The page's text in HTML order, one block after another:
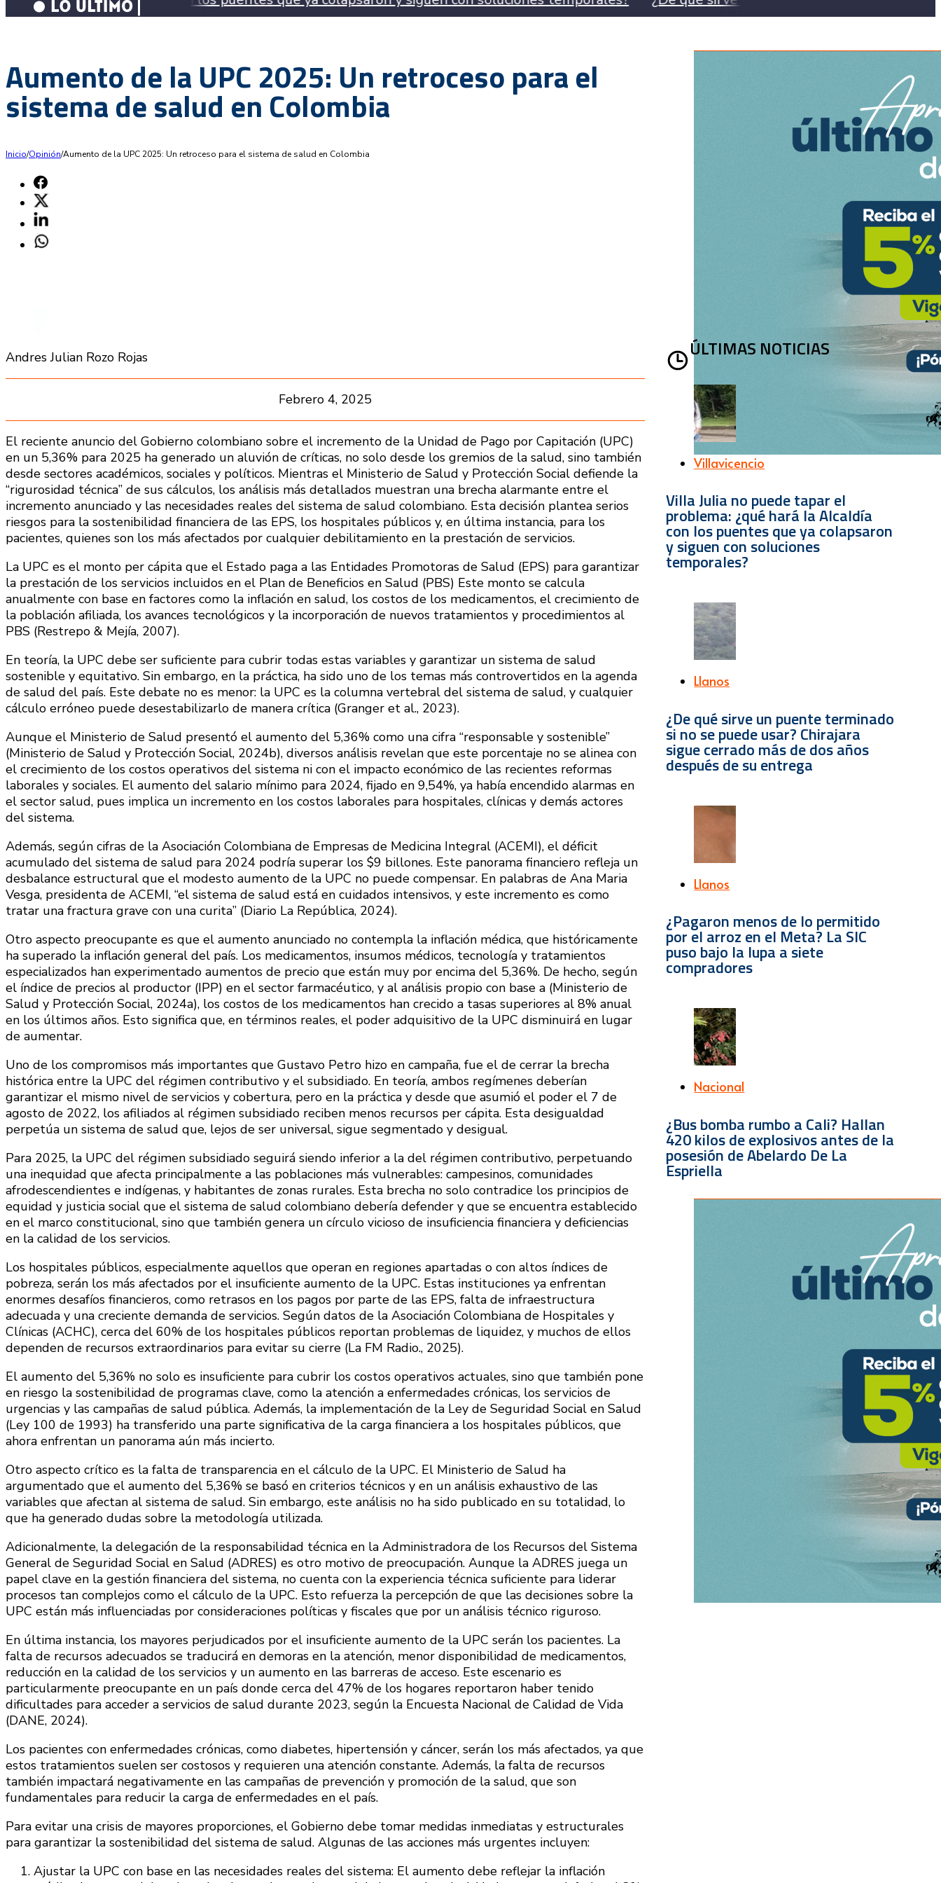
Aumento de la UPC 2025: Un retroceso para el
sistema de salud en Colombia
Inicio/Opinión/Aumento de la UPC 2025: Un retroceso para el sistema de salud en Colombia
Andres Julian Rozo Rojas
Febrero 4, 2025
El reciente anuncio del Gobierno colombiano sobre el incremento de la Unidad de Pago por Capitación (UPC)
en un 5,36% para 2025 ha generado un aluvión de críticas, no solo desde los gremios de la salud, sino también
desde sectores académicos, sociales y políticos. Mientras el Ministerio de Salud y Protección Social defiende la
“rigurosidad técnica” de sus cálculos, los análisis más detallados muestran una brecha alarmante entre el
incremento anunciado y las necesidades reales del sistema de salud colombiano. Esta decisión plantea serios
riesgos para la sostenibilidad financiera de las EPS, los hospitales públicos y, en última instancia, para los
pacientes, quienes son los más afectados por cualquier debilitamiento en la prestación de servicios.
La UPC es el monto per cápita que el Estado paga a las Entidades Promotoras de Salud (EPS) para garantizar
la prestación de los servicios incluidos en el Plan de Beneficios en Salud (PBS) Este monto se calcula
anualmente con base en factores como la inflación en salud, los costos de los medicamentos, el crecimiento de
la población afiliada, los avances tecnológicos y la incorporación de nuevos tratamientos y procedimientos al
PBS (Restrepo & Mejía, 2007).
En teoría, la UPC debe ser suficiente para cubrir todas estas variables y garantizar un sistema de salud
sostenible y equitativo. Sin embargo, en la práctica, ha sido uno de los temas más controvertidos en la agenda
de salud del país. Este debate no es menor: la UPC es la columna vertebral del sistema de salud, y cualquier
cálculo erróneo puede desestabilizarlo de manera crítica (Granger et al., 2023).
Aunque el Ministerio de Salud presentó el aumento del 5,36% como una cifra “responsable y sostenible”
(Ministerio de Salud y Protección Social, 2024b), diversos análisis revelan que este porcentaje no se alinea con
el crecimiento de los costos operativos del sistema ni con el impacto económico de las recientes reformas
laborales y sociales. El aumento del salario mínimo para 2024, fijado en 9,54%, ya había encendido alarmas en
el sector salud, pues implica un incremento en los costos laborales para hospitales, clínicas y demás actores
del sistema.
Además, según cifras de la Asociación Colombiana de Empresas de Medicina Integral (ACEMI), el déficit
acumulado del sistema de salud para 2024 podría superar los $9 billones. Este panorama financiero refleja un
desbalance estructural que el modesto aumento de la UPC no puede compensar. En palabras de Ana Maria
Vesga, presidenta de ACEMI, “el sistema de salud está en cuidados intensivos, y este incremento es como
tratar una fractura grave con una curita” (Diario La República, 2024).
Otro aspecto preocupante es que el aumento anunciado no contempla la inflación médica, que históricamente
ha superado la inflación general del país. Los medicamentos, insumos médicos, tecnología y tratamientos
especializados han experimentado aumentos de precio que están muy por encima del 5,36%. De hecho, según
el índice de precios al productor (IPP) en el sector farmacéutico, y al análisis propio con base a (Ministerio de
Salud y Protección Social, 2024a), los costos de los medicamentos han crecido a tasas superiores al 8% anual
en los últimos años. Esto significa que, en términos reales, el poder adquisitivo de la UPC disminuirá en lugar
de aumentar.
Uno de los compromisos más importantes que Gustavo Petro hizo en campaña, fue el de cerrar la brecha
histórica entre la UPC del régimen contributivo y el subsidiado. En teoría, ambos regímenes deberían
garantizar el mismo nivel de servicios y cobertura, pero en la práctica y desde que asumió el poder el 7 de
agosto de 2022, los afiliados al régimen subsidiado reciben menos recursos per cápita. Esta desigualdad
perpetúa un sistema de salud que, lejos de ser universal, sigue segmentado y desigual.
Para 2025, la UPC del régimen subsidiado seguirá siendo inferior a la del régimen contributivo, perpetuando
una inequidad que afecta principalmente a las poblaciones más vulnerables: campesinos, comunidades
afrodescendientes e indígenas, y habitantes de zonas rurales. Esta brecha no solo contradice los principios de
equidad y justicia social que el sistema de salud colombiano debería defender y que se encuentra establecido
en el marco constitucional, sino que también genera un círculo vicioso de insuficiencia financiera y deficiencias
en la calidad de los servicios.
Los hospitales públicos, especialmente aquellos que operan en regiones apartadas o con altos índices de
pobreza, serán los más afectados por el insuficiente aumento de la UPC. Estas instituciones ya enfrentan
enormes desafíos financieros, como retrasos en los pagos por parte de las EPS, falta de infraestructura
adecuada y una creciente demanda de servicios. Según datos de la Asociación Colombiana de Hospitales y
Clínicas (ACHC), cerca del 60% de los hospitales públicos reportan problemas de liquidez, y muchos de ellos
dependen de recursos extraordinarios para evitar su cierre (La FM Radio., 2025).
El aumento del 5,36% no solo es insuficiente para cubrir los costos operativos actuales, sino que también pone
en riesgo la sostenibilidad de programas clave, como la atención a enfermedades crónicas, los servicios de
urgencias y las campañas de salud pública. Además, la implementación de la Ley de Seguridad Social en Salud
(Ley 100 de 1993) ha transferido una parte significativa de la carga financiera a los hospitales públicos, que
ahora enfrentan un panorama aún más incierto.
Otro aspecto crítico es la falta de transparencia en el cálculo de la UPC. El Ministerio de Salud ha
argumentado que el aumento del 5,36% se basó en criterios técnicos y en un análisis exhaustivo de las
variables que afectan al sistema de salud. Sin embargo, este análisis no ha sido publicado en su totalidad, lo
que ha generado dudas sobre la metodología utilizada.
Adicionalmente, la delegación de la responsabilidad técnica en la Administradora de los Recursos del Sistema
General de Seguridad Social en Salud (ADRES) es otro motivo de preocupación. Aunque la ADRES juega un
papel clave en la gestión financiera del sistema, no cuenta con la experiencia técnica suficiente para liderar
procesos tan complejos como el cálculo de la UPC. Esto refuerza la percepción de que las decisiones sobre la
UPC están más influenciadas por consideraciones políticas y fiscales que por un análisis técnico riguroso.
En última instancia, los mayores perjudicados por el insuficiente aumento de la UPC serán los pacientes. La
falta de recursos adecuados se traducirá en demoras en la atención, menor disponibilidad de medicamentos,
reducción en la calidad de los servicios y un aumento en las barreras de acceso. Este escenario es
particularmente preocupante en un país donde cerca del 47% de los hogares reportaron haber tenido
dificultades para acceder a servicios de salud durante 2023, según la Encuesta Nacional de Calidad de Vida
(DANE, 2024).
Los pacientes con enfermedades crónicas, como diabetes, hipertensión y cáncer, serán los más afectados, ya que
estos tratamientos suelen ser costosos y requieren una atención constante. Además, la falta de recursos
también impactará negativamente en las campañas de prevención y promoción de la salud, que son
fundamentales para reducir la carga de enfermedades en el país.
Para evitar una crisis de mayores proporciones, el Gobierno debe tomar medidas inmediatas y estructurales
para garantizar la sostenibilidad del sistema de salud. Algunas de las acciones más urgentes incluyen:
Ajustar la UPC con base en las necesidades reales del sistema: El aumento debe reflejar la inflación
ÚLTIMAS NOTICIAS
Villavicencio
Villa Julia no puede tapar el
problema: ¿qué hará la Alcaldía
con los puentes que ya colapsaron
y siguen con soluciones
temporales?
Llanos
¿De qué sirve un puente terminado
si no se puede usar? Chirajara
sigue cerrado más de dos años
después de su entrega
Llanos
¿Pagaron menos de lo permitido
por el arroz en el Meta? La SIC
puso bajo la lupa a siete
compradores
Nacional
¿Bus bomba rumbo a Cali? Hallan
420 kilos de explosivos antes de la
posesión de Abelardo De La
Espriella